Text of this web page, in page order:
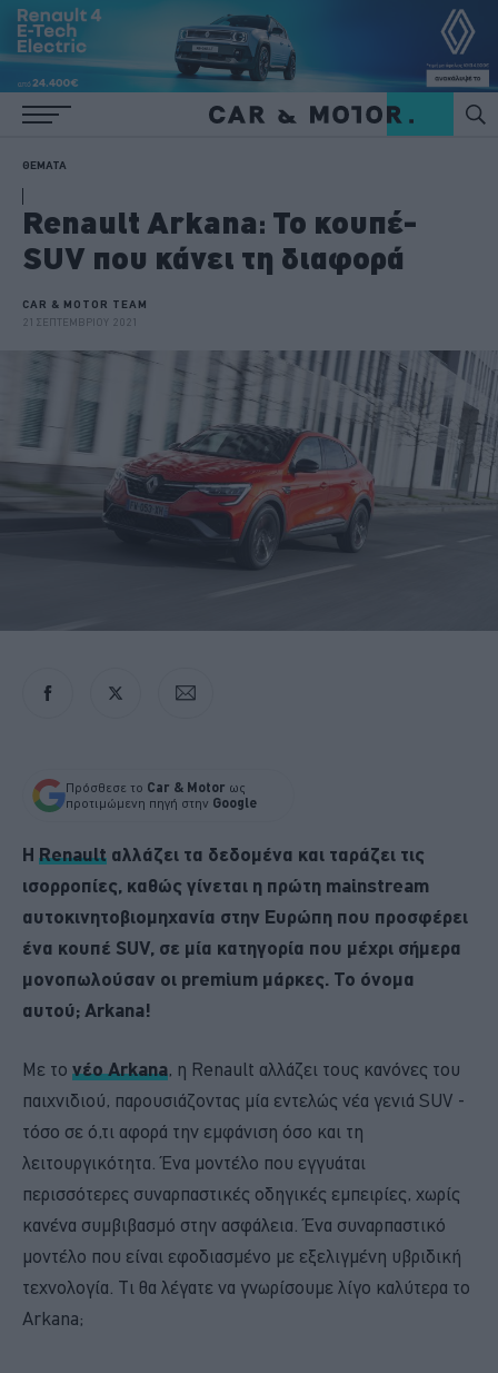
ΘΕΜΑΤΑ
Renault Arkana: Το κουπέ-
SUV που κάνει τη διαφορά
CAR & MOTOR TEAM
21 ΣΕΠΤΕΜΒΡΙΟΥ 2021
Πρόσθεσε το Car & Motor ως
προτιμώμενη πηγή στην Google
H Renault αλλάζει τα δεδομένα και ταράζει τις
ισορροπίες, καθώς γίνεται η πρώτη mainstream
αυτοκινητοβιομηχανία στην Ευρώπη που προσφέρει
ένα κουπέ SUV, σε μία κατηγορία που μέχρι σήμερα
μονοπωλούσαν οι premium μάρκες. Το όνομα
αυτού; Arkana!
Με το νέο Arkana, η Renault αλλάζει τους κανόνες του
παιχνιδιού, παρουσιάζοντας μία εντελώς νέα γενιά SUV -
τόσο σε ό,τι αφορά την εμφάνιση όσο και τη
λειτουργικότητα. Ένα μοντέλο που εγγυάται
περισσότερες συναρπαστικές οδηγικές εμπειρίες, χωρίς
κανένα συμβιβασμό στην ασφάλεια. Ένα συναρπαστικό
μοντέλο που είναι εφοδιασμένο με εξελιγμένη υβριδική
τεχνολογία. Τι θα λέγατε να γνωρίσουμε λίγο καλύτερα το
Arkana;